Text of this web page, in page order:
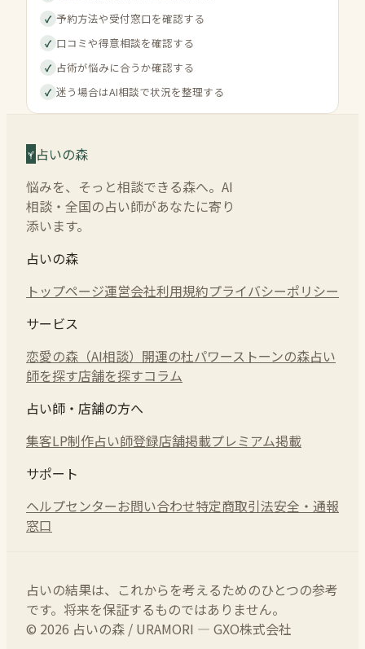
✓ 予約方法や受付窓口を確認する
✓ 口コミや得意相談を確認する
✓ 占術が悩みに合うか確認する
✓ 迷う場合はAI相談で状況を整理する
占いの森
悩みを、そっと相談できる森へ。AI
相談・全国の占い師があなたに寄り
添います。
占いの森
トップページ運営会社利用規約プライバシーポリシー
サービス
恋愛の森（AI相談） 開運の杜パワーストーンの森占い
師を探す店舗を探すコラム
占い師・店舗の方へ
集客LP制作占い師登録店舗掲載プレミアム掲載
サポート
ヘルプセンターお問い合わせ特定商取引法安全・通報
窓口
占いの結果は、これからを考えるためのひとつの参考
です。将来を保証するものではありません。
© 2026 占いの森 / URAMORI — GXO株式会社